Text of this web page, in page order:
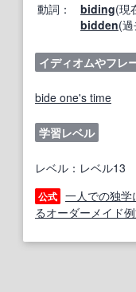
動詞： biding(現
bidden(
イディオムやフレ
bide one's time
学習レベル
レベル：レベル13
公式 一人での独
るオーダーメイド